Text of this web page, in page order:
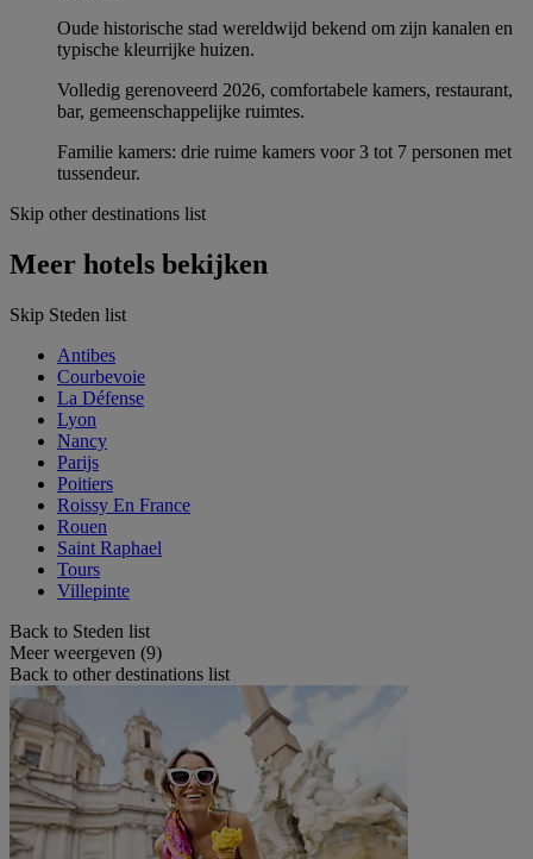
Oude historische stad wereldwijd bekend om zijn kanalen en
typische kleurrijke huizen.
Volledig gerenoveerd 2026, comfortabele kamers, restaurant,
bar, gemeenschappelijke ruimtes.
Familie kamers: drie ruime kamers voor 3 tot 7 personen met
tussendeur.
Skip other destinations list
Meer hotels bekijken
Skip Steden list
Antibes
Courbevoie
La Défense
Lyon
Nancy
Parijs
Poitiers
Roissy En France
Rouen
Saint Raphael
Tours
Villepinte
Back to Steden list
Meer weergeven (9)
Back to other destinations list